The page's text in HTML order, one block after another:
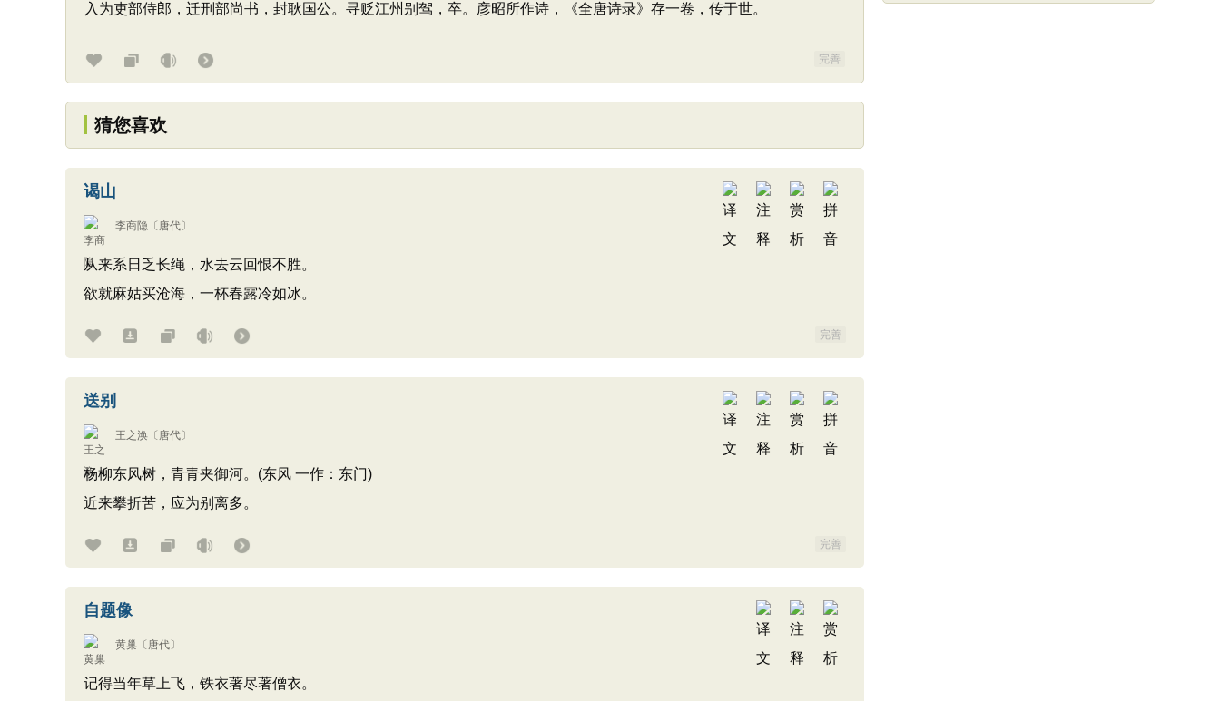
入为吏部侍郎，迁刑部尚书，封耿国公。寻贬江州别驾，卒。彦昭所作诗，《全唐诗录》存一卷，传于世。
完善
猜您喜欢
谒山
李商隐 〔唐代〕
从来系日乏长绳，水去云回恨不胜。
欲就麻姑买沧海，一杯春露冷如冰。
完善
送别
王之涣 〔唐代〕
杨柳东风树，青青夹御河。(东风 一作：东门)
近来攀折苦，应为别离多。
完善
自题像
黄巢 〔唐代〕
记得当年草上飞，铁衣著尽著僧衣。